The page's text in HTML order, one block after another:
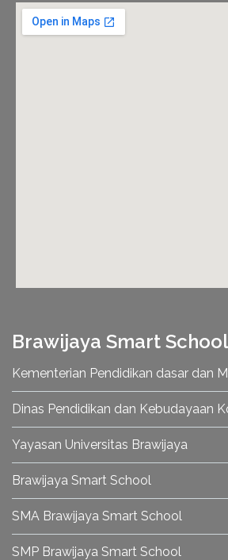
Brawijaya Smart School
Kementerian Pendidikan dasar dan
Dinas Pendidikan dan Kebudayaan
Yayasan Universitas Brawijaya
Brawijaya Smart School
SMA Brawijaya Smart School
SMP Brawijaya Smart School